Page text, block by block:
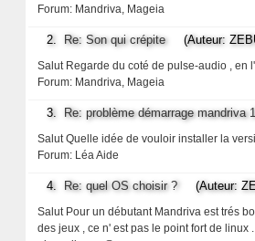
Forum: Mandriva, Mageia
2. Re: Son qui crépite(Auteur:
Salut Regarde du coté de pulse-audio , en
Forum: Mandriva, Mageia
3. Re: problème démarrage mandriva
Salut Quelle idée de vouloir installer la
Forum: Léa Aide
4. Re: quel OS choisir ?(Auteur:
Salut Pour un débutant Mandriva est trés
des jeux , ce n' est pas le point fort de